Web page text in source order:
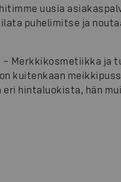
uusia
puhelimitse ja
Merkkikosmetiikka ja
kuitenkaan
hintaluokista, hän